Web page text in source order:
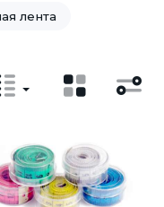
лента